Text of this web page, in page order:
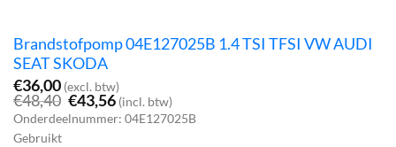
Brandstofpomp 04E127025B 1.4 TSI TFSI VW AUDI
SEAT SKODA
€36,00 (excl. btw)
€48,40 Oorspronkelijke
prijs
was:
€43,56Huidige
prijs
is:
(incl. btw)
Onderdeelnummer: 04E127025B
Gebruikt